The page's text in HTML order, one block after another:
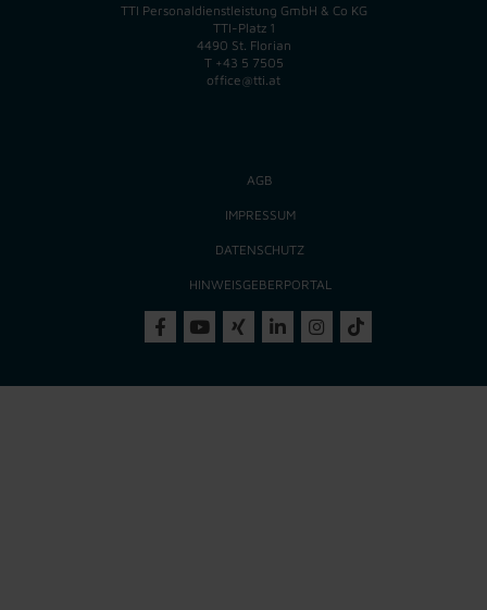
TTI Personaldienstleistung GmbH & Co KG
TTI-Platz 1
4490 St. Florian
T +43 5 7505
office@tti.at
AGB
IMPRESSUM
DATENSCHUTZ
HINWEISGEBERPORTAL